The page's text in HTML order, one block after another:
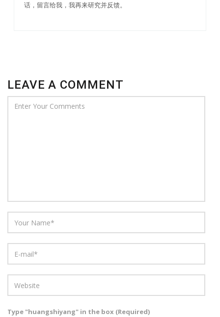
话，留言给我，我再来研究并反馈。
LEAVE A COMMENT
Type "huangshiyang" in the box (Required)